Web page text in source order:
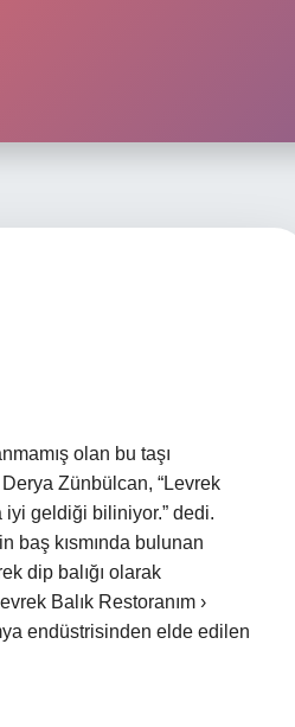
olan bu taşı
Zünbülcan, “Levrek
iyi geldiği biliniyor.” dedi.
baş kısmında bulunan
dip balığı olarak
Balık Restoranım ›
endüstrisinden elde edilen